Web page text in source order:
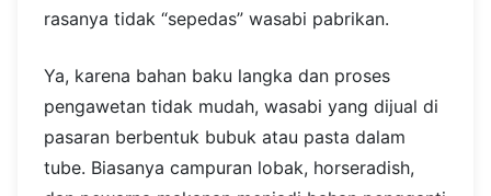
rasanya tidak “sepedas” wasabi pabrikan.
Ya, karena bahan baku langka dan proses
pengawetan tidak mudah, wasabi yang dijual di
pasaran berbentuk bubuk atau pasta dalam
tube. Biasanya campuran lobak, horseradish,